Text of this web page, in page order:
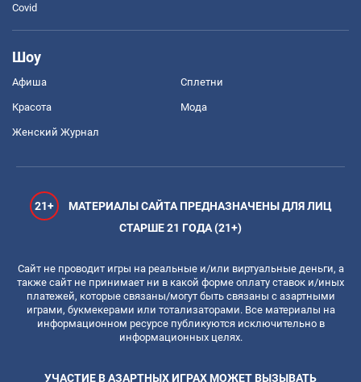
Covid
Шоу
Афиша Сплетни
Красота Мода
Женский Журнал
21+
МАТЕРИАЛЫ САЙТА ПРЕДНАЗНАЧЕНЫ ДЛЯ ЛИЦ
СТАРШЕ 21 ГОДА (21+)
Сайт не проводит игры на реальные и/или виртуальные деньги, а
также сайт не принимает ни в какой форме оплату ставок и/иных
платежей, которые связаны/могут быть связаны с азартными
играми, букмекерами или тотализаторами. Все материалы на
информационном ресурсе публикуются исключительно в
информационных целях.
УЧАСТИЕ В АЗАРТНЫХ ИГРАХ МОЖЕТ ВЫЗЫВАТЬ